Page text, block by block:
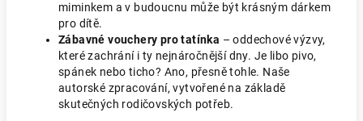
miminkem a v budoucnu může být krásným dárkem
pro dítě.
Zábavné vouchery pro tatínka – oddechové výzvy,
které zachrání i ty nejnáročnější dny. Je libo pivo,
spánek nebo ticho? Ano, přesně tohle. Naše
autorské zpracování, vytvořené na základě
skutečných rodičovských potřeb.